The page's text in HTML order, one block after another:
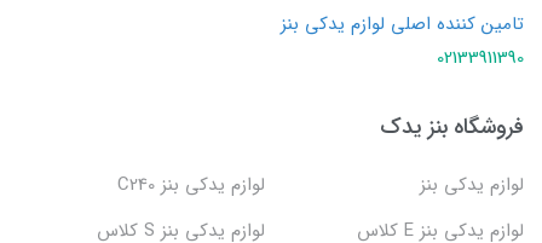
تامین کننده اصلی لوازم یدکی بنز
02133911390
فروشگاه بنز یدک
لوازم یدکی بنز
لوازم یدکی بنز C240
لوازم یدکی بنز E کلاس
لوازم یدکی بنز S کلاس